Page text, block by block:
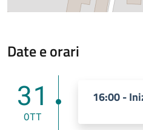
Date e orari
31
OTT
16:00 -